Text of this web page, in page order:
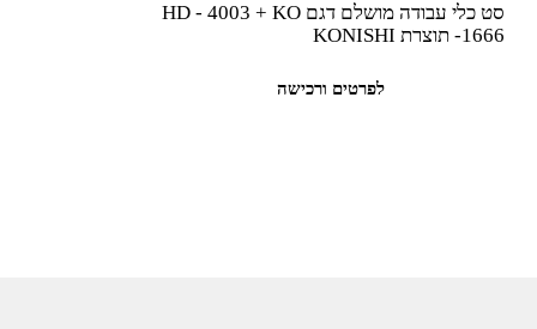
סט כלי עבודה מושלם דגם HD - 4003 + KO
-1666 תוצרת KONISHI
לפרטים ורכישה